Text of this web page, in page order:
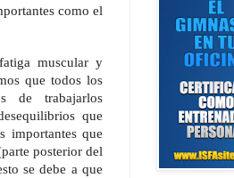
como el
muscular y
que todos los
de trabajarlos
que
importantes que
posterior del
se debe a que